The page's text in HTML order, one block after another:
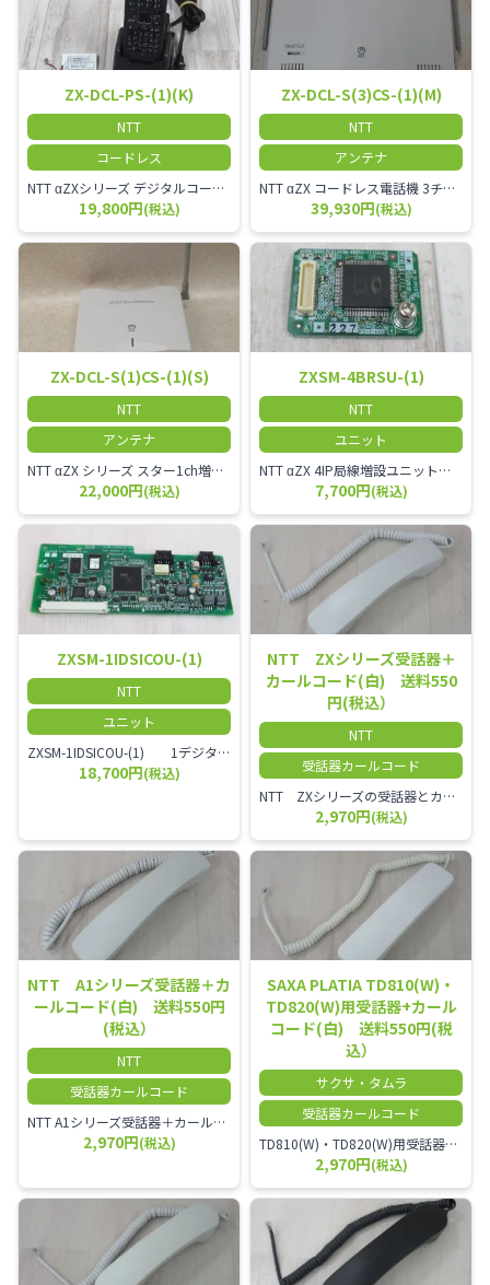
ZX-DCL-PS-(1)(K)
NTT
コードレス
NTT αZXシリーズ デジタルコードレス電話機（黒） 倉庫や工場など、オフィスから離れて仕事をする方に適しています。 コードレス単体では使用できないので、別途、専用の主装置及びアンテナが必要です。
19,800円(税込)
ZX-DCL-S(3)CS-(1)(M)
NTT
アンテナ
NTT αZX コードレス電話機 3チャンネル用 接続装置 マスター デジタルコードレス（ZX-DCL-PS等）の専用管理用アンテナです。
39,930円(税込)
ZX-DCL-S(1)CS-(1)(S)
NTT
アンテナ
NTT αZX シリーズ スター1ch増設接続装置 コードレス接続用アンテナ ZX-DCL-S1CS-1M ZX-DCL-PS等と組み合わせて使用します。 ZX-DCL-PSを複数台接続できますが同時に通話できるのは１台のみです。
22,000円(税込)
ZXSM-4BRSU-(1)
NTT
ユニット
NTT αZX 4IP局線増設ユニット ひかり電話オフィスタイプで4ch以上にしたい場合必要となるユニットです。
7,700円(税込)
ZXSM-1IDSICOU-(1)
NTT
ユニット
ZXSM-1IDSICOU-(1) 1デジタル局線ユニット
18,700円(税込)
NTT ZXシリーズ受話器＋
カールコード(白) 送料550
円(税込）
NTT
受話器カールコード
NTT ZXシリーズの受話器とカールコードセット／本商品は中古品となります。 写真では分かりにくいキズ・汚れなどの使用感があります。 経年変化で日焼けの色味が強くなる場合がございます。 予めご理解・ご了承頂きますようお願いいたします。
2,970円(税込)
NTT A1シリーズ受話器＋カ
ールコード(白) 送料550円
(税込）
NTT
受話器カールコード
NTT A1シリーズ受話器＋カールコード セット／本商品は中古品となります。 写真では分かりにくいキズ・汚れなどの使用感があります。 経年変化で日焼けの色味が強くなる場合がございます。 予めご理解・ご了承頂きますようお願いいたします。
2,970円(税込)
SAXA PLATIA TD810(W)・
TD820(W)用受話器+カール
コード(白) 送料550円(税
込）
サクサ・タムラ
受話器カールコード
TD810(W)・TD820(W)用受話器＋カールコード セット／本商品は中古品となります。 写真では分かりにくいキズ・汚れなどの使用感があります。 予めご理解・ご了承頂きますようお願いいたします。
2,970円(税込)